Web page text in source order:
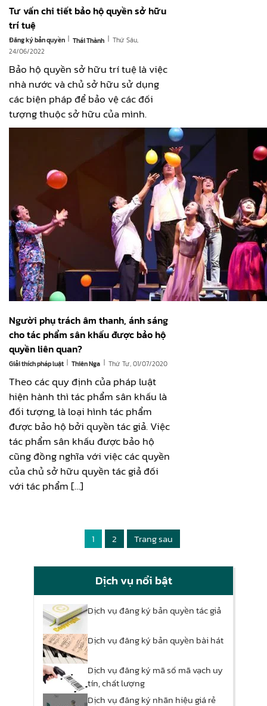
Tư vấn chi tiết bảo hộ quyền sở hữu
trí tuệ
Đăng ký bản quyền | Thái Thành | Thứ Sáu,
24/06/2022
Bảo hộ quyền sở hữu trí tuệ là việc
nhà nước và chủ sở hữu sử dụng
các biện pháp để bảo vệ các đối
tượng thuộc sở hữu của mình.
Người phụ trách âm thanh, ánh sáng
cho tác phẩm sân khấu được bảo hộ
quyền liên quan?
Giải thích pháp luật | Thiên Nga | Thứ Tư, 01/07/2020
Theo các quy định của pháp luật
hiện hành thì tác phẩm sân khấu là
đối tượng, là loại hình tác phẩm
được bảo hộ bởi quyền tác giả. Việc
tác phẩm sân khấu được bảo hộ
cũng đồng nghĩa với việc các quyền
của chủ sở hữu quyền tác giả đối
với tác phẩm […]
1 2 Trang sau
Dịch vụ nổi bật
Dịch vụ đăng ký bản quyền tác giả
Dịch vụ đăng ký bản quyền bài hát
Dịch vụ đăng ký mã số mã vạch uy
tín, chất lượng
Dịch vụ đăng ký nhãn hiệu giá rẻ